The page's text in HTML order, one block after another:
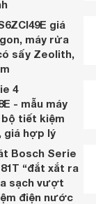
Đèn mâm áp
Giá từ
Có 3 nơi bán
giá
máy rửa
sấy Zeolith,
4
- mẫu máy
tiết kiệm
giá hợp lý
Bosch Serie
“đắt xắt ra
sạch vượt
điện nước